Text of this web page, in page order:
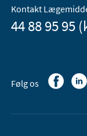
Kontakt
44 88 95 95
Følg os